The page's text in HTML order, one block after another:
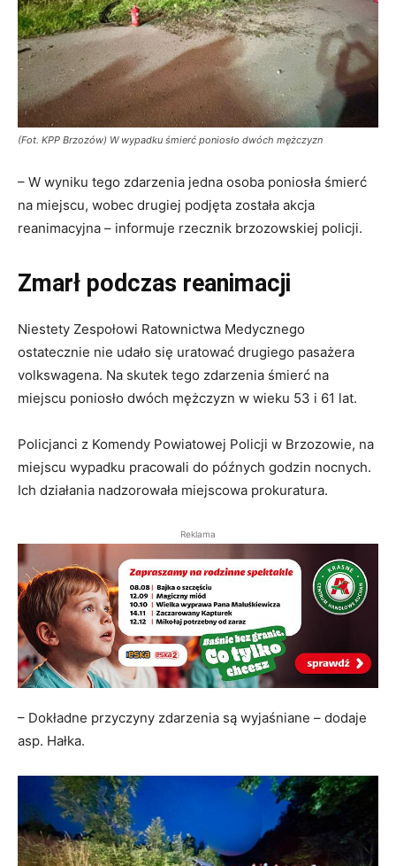
(Fot. KPP Brzozów) W wypadku śmierć poniosło dwóch mężczyzn
– W wyniku tego zdarzenia jedna osoba poniosła śmierć
na miejscu, wobec drugiej podjęta została akcja
reanimacyjna – informuje rzecznik brzozowskiej policji.
Zmarł podczas reanimacji
Niestety Zespołowi Ratownictwa Medycznego
ostatecznie nie udało się uratować drugiego pasażera
volkswagena. Na skutek tego zdarzenia śmierć na
miejscu poniosło dwóch mężczyzn w wieku 53 i 61 lat.
Policjanci z Komendy Powiatowej Policji w Brzozowie, na
miejscu wypadku pracowali do późnych godzin nocnych.
Ich działania nadzorowała miejscowa prokuratura.
Reklama
– Dokładne przyczyny zdarzenia są wyjaśniane – dodaje
asp. Hałka.